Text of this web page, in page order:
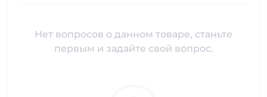
Нет вопросов о данном товаре, станьте
первым и задайте свой вопрос.